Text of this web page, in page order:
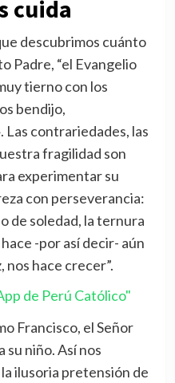
cuida
descubrimos cuánto
Padre, “el Evangelio
tierno con los
bendijo,
Las contrariedades, las
fragilidad son
experimentar su
con perseverancia:
de soledad, la ternura
-por así decir- aún
nos hace crecer”.
de Perú Católico"
Francisco, el Señor
su niño. Así nos
ilusoria pretensión de